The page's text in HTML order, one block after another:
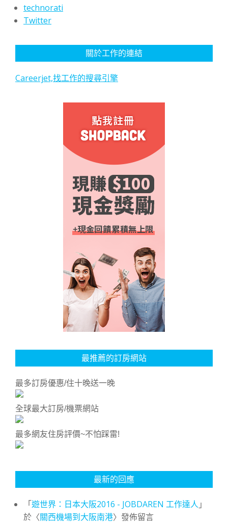
technorati
Twitter
關於工作的連結
Careerjet,找工作的搜尋引擎
最推薦的訂房網站
最多訂房優惠/住十晚送一晚
全球最大訂房/機票網站
最多網友住房評價~不怕踩雷!
最新的回應
「遊世界：日本大阪2016 - JOBDAREN 工作達人 」
於〈關西機場到大阪南港〉發佈留言